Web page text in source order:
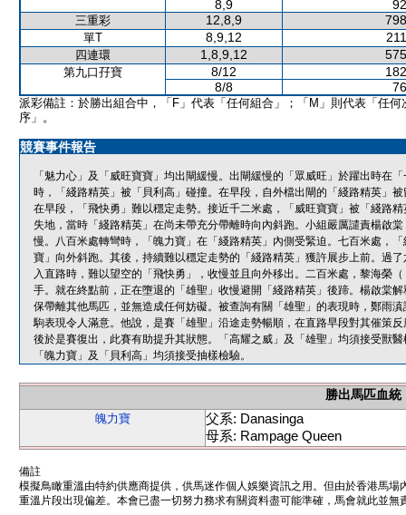
8,9
三重彩 12,8,9
單T 8,9,12
四連環 1,8,9,12
第九口孖寶 8/12
8/8
派彩備註：於勝出組合中，「F」代表「任何組合」；「M」則代表「任何
序」。
競賽事件報告
「魅力心」及「威旺寶寶」均出閘緩慢。出閘緩慢的「眾威旺」於躍出時在
時，「綫路精英」被「貝利高」碰撞。在早段，自外檔出閘的「綫路精英」
在早段，「飛快勇」難以穩定走勢。接近千二米處，「威旺寶寶」被「綫路
失地，當時「綫路精英」在尚未帶充分帶離時向內斜跑。小組嚴厲譴責楊啟
慢。八百米處轉彎時，「魄力寶」在「綫路精英」內側受緊迫。七百米處，
寶」向外斜跑。其後，持續難以穩定走勢的「綫路精英」獲許展步上前。過
入直路時，難以望空的「飛快勇」，收慢並且向外移出。二百米處，黎海榮
手。就在終點前，正在墮退的「雄聖」收慢避開「綫路精英」後蹄。楊啟棠
保帶離其他馬匹，並無造成任何妨礙。被查詢有關「雄聖」的表現時，鄭雨
駒表現令人滿意。他說，是賽「雄聖」沿途走勢暢順，在直路早段對其催策
後於是賽復出，此賽有助提升其狀態。「高耀之威」及「雄聖」均須接受獸
「魄力寶」及「貝利高」均須接受抽樣檢驗。
勝出馬匹血統
魄力寶
父系: Danasinga
母系: Rampage Queen
備註
模擬鳥瞰重溫由特約供應商提供，供馬迷作個人娛樂資訊之用。但由於香港馬
重溫片段出現偏差。本會已盡一切努力務求有關資料盡可能準確，馬會就此並